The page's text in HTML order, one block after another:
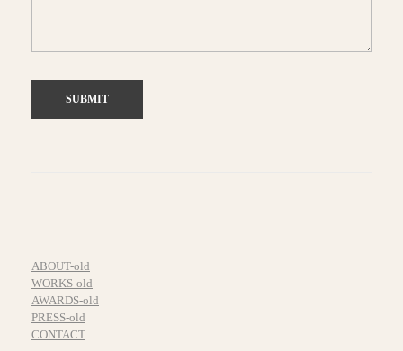
ABOUT-old
WORKS-old
AWARDS-old
PRESS-old
CONTACT